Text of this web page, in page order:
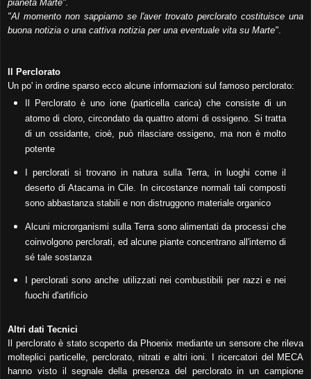
pianeta Marte".
"Al momento non sappiamo se l'aver trovato perclorato costituisce una
buona notizia o una cattiva notizia per una eventuale vita su Marte"
Il Perclorato
Un po' in ordine sparso ecco alcune informazioni sul famoso perclorato:
Il Perclorato è uno ione (particella carica) che consiste di un
atomo di cloro, circondato da quattro atomi di ossigeno. Si tratta
di un ossidante, cioè, può rilasciare ossigeno, ma non è molto
potente
I perclorati si trovano in natura sulla Terra, in luoghi come il
deserto di Atacama in Cile. In circostanze normali tali composti
sono abbastanza stabili e non distruggono materiale organico
Alcuni microrganismi sulla Terra sono alimentati da processi che
coinvolgono perclorati, ed alcune piante concentrano all'interno di
sé tale sostanza
I perclorati sono anche utilizzati nei combustibili per razzi e nei
fuochi d'artificio
Altri dati Tecnici
Il perclorato è stato scoperto da Phoenix mediante un sensore che rileva
molteplici particelle, perclorato, nitrati e altri ioni. I ricercatori del MECA
hanno visto il segnale della presenza del perclorato in un campione